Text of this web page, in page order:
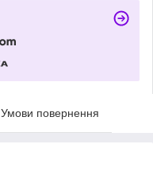
Умови повернення